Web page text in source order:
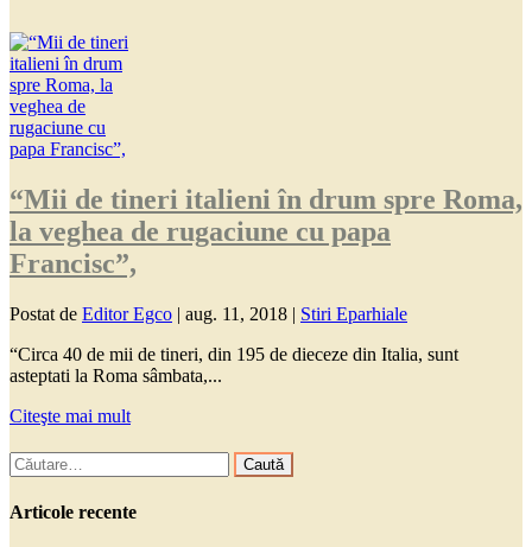
“Mii de tineri italieni în drum spre Roma,
la veghea de rugaciune cu papa
Francisc”,
Postat de Editor Egco | aug. 11, 2018 | Stiri Eparhiale
“Circa 40 de mii de tineri, din 195 de dieceze din Italia, sunt
asteptati la Roma sâmbata,...
Citeşte mai mult
Caută
după:
Articole recente